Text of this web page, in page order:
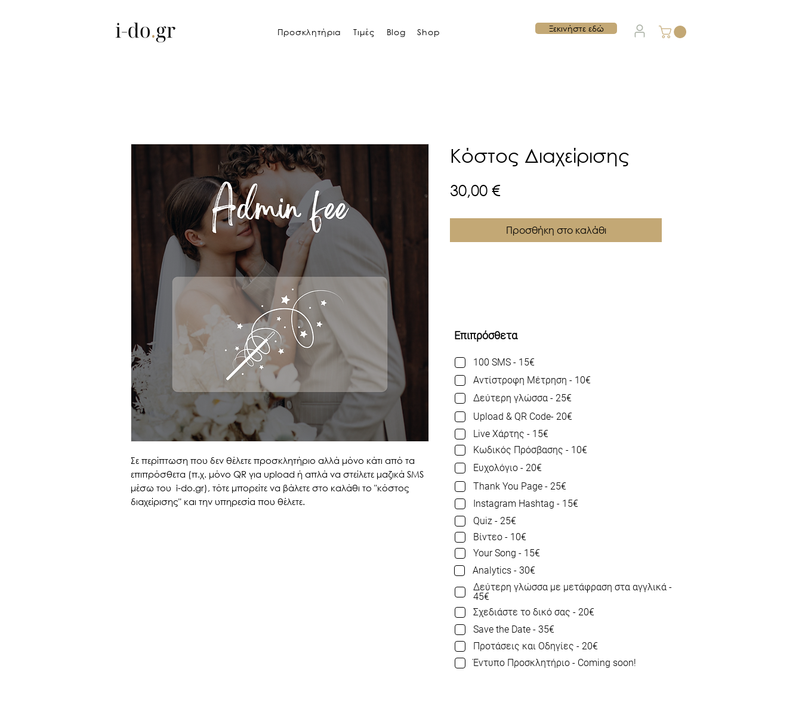
Ξεκινήστε εδώ
Προσκλητήρια Τιμές Blog Shop
Σε περίπτωση που δεν θέλετε προσκλητήριο αλλά μόνο κάτι από τα
επιπρόσθετα (π.χ. μόνο QR για upload ή απλά να στείλετε μαζικά SMS
μέσω του i-do.gr), τότε μπορείτε να βάλετε στο καλάθι το "κόστος
διαχείρισης" και την υπηρεσία που θέλετε.
Κόστος Διαχείρισης
30,00 €Τιμή
Προσθήκη στο καλάθι
Επιπρόσθετα
100 SMS - 15€
Αντίστροφη Μέτρηση - 10€
Δεύτερη γλώσσα - 25€
Upload & QR Code- 20€
Live Χάρτης - 15€
Κωδικός Πρόσβασης - 10€
Ευχολόγιο - 20€
Thank You Page - 25€
Instagram Hashtag - 15€
Quiz - 25€
Βίντεο - 10€
Your Song - 15€
Analytics - 30€
Δεύτερη γλώσσα με μετάφραση στα αγγλικά -
45€
Σχεδιάστε το δικό σας - 20€
Save the Date - 35€
Προτάσεις και Οδηγίες - 20€
Έντυπο Προσκλητήριο - Coming soon!